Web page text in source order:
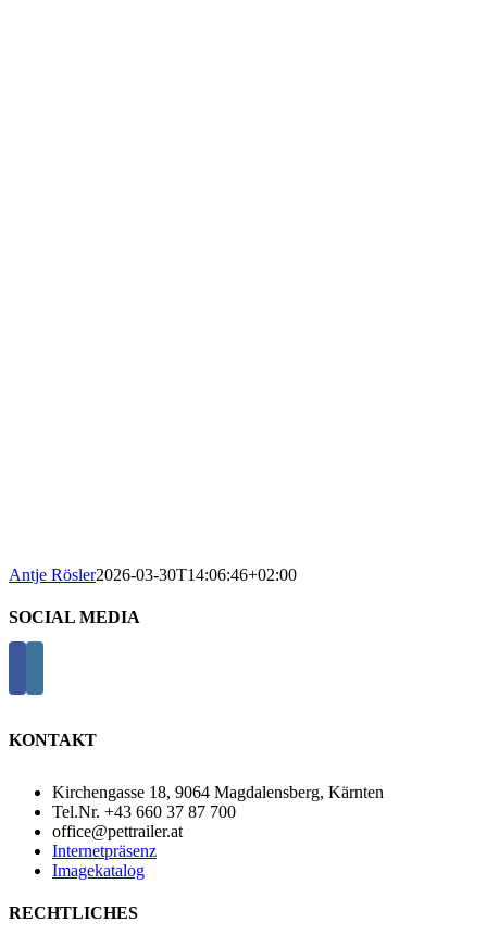
Antje Rösler2026-03-30T14:06:46+02:00
SOCIAL MEDIA
KONTAKT
Kirchengasse 18, 9064 Magdalensberg, Kärnten
Tel.Nr. +43 660 37 87 700
office@pettrailer.at
Internetpräsenz
Imagekatalog
RECHTLICHES